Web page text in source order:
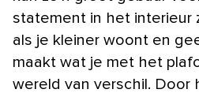
statement in het interieur
als je kleiner woont en
maakt wat je met het
wereld van verschil. Door